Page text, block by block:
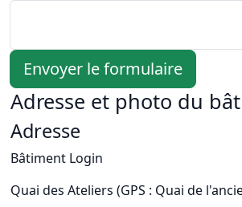
Envoyer le formulaire
Adresse et photo du
Adresse
Bâtiment Login
Quai des Ateliers (GPS : Quai de